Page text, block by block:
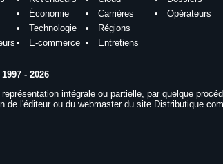
Économie Carrières
Opérateurs
Technologie
Régions
E-commerce Entretiens
- 2026
intégrale ou partielle, par quelque
de l'éditeur ou du webmaster du site